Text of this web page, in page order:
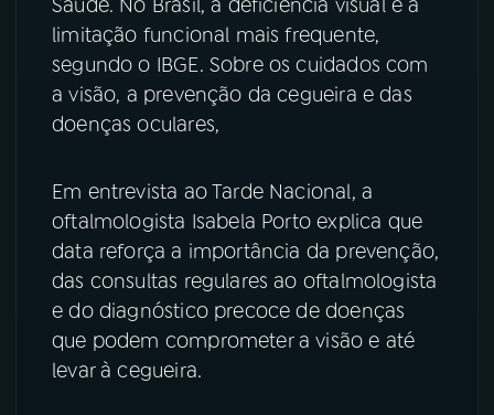
Instagram X
TikTok
limitação funcional mais frequente,
segundo o IBGE. Sobre os cuidados com
a visão, a prevenção da cegueira e das
doenças oculares,
Em entrevista ao Tarde Nacional, a
oftalmologista Isabela Porto explica que
data reforça a importância da prevenção,
das consultas regulares ao oftalmologista
e do diagnóstico precoce de doenças
que podem comprometer a visão e até
levar à cegueira.